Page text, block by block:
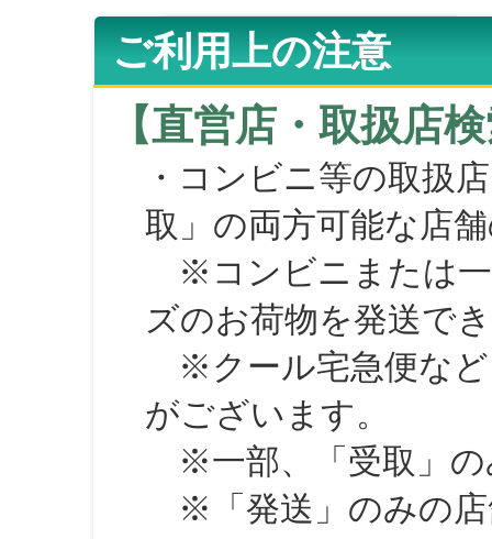
ご利用上の注意
【直営店・取扱店
・コンビニ等の取扱
取」の両方可能な店
※コンビニまたは一
ズのお荷物を発送で
※クール宅急便など
がございます。
※一部、「受取」の
※「発送」のみの店